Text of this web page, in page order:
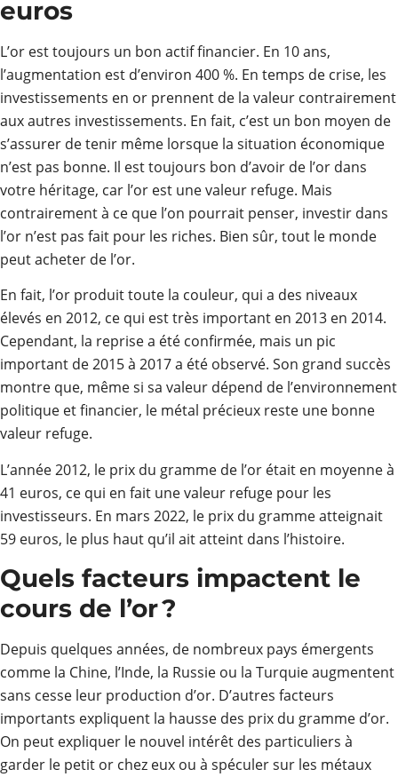
euros
L’or est toujours un bon actif financier. En 10 ans,
l’augmentation est d’environ 400 %. En temps de crise, les
investissements en or prennent de la valeur contrairement
aux autres investissements. En fait, c’est un bon moyen de
s’assurer de tenir même lorsque la situation économique
n’est pas bonne. Il est toujours bon d’avoir de l’or dans
votre héritage, car l’or est une valeur refuge. Mais
contrairement à ce que l’on pourrait penser, investir dans
l’or n’est pas fait pour les riches. Bien sûr, tout le monde
peut acheter de l’or.
En fait, l’or produit toute la couleur, qui a des niveaux
élevés en 2012, ce qui est très important en 2013 en 2014.
Cependant, la reprise a été confirmée, mais un pic
important de 2015 à 2017 a été observé. Son grand succès
montre que, même si sa valeur dépend de l’environnement
politique et financier, le métal précieux reste une bonne
valeur refuge.
L’année 2012, le prix du gramme de l’or était en moyenne à
41 euros, ce qui en fait une valeur refuge pour les
investisseurs. En mars 2022, le prix du gramme atteignait
59 euros, le plus haut qu’il ait atteint dans l’histoire.
Quels facteurs impactent le
cours de l’or ?
Depuis quelques années, de nombreux pays émergents
comme la Chine, l’Inde, la Russie ou la Turquie augmentent
sans cesse leur production d’or. D’autres facteurs
importants expliquent la hausse des prix du gramme d’or.
On peut expliquer le nouvel intérêt des particuliers à
garder le petit or chez eux ou à spéculer sur les métaux